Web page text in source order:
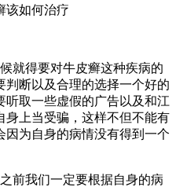
就得要对牛皮癣这种疾病的
断以及合理的选择一个好的
取一些虚假的广告以及和江
身上当受骗，这样不但不能有
为自身的病情没有得到一个
前我们一定要根据自身的病